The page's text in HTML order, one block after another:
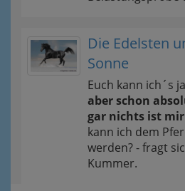
Die Edelsten
Sonne
Euch kann ich´s
aber schon
gar nichts ist
kann ich dem
werden? - fragt
Kummer.